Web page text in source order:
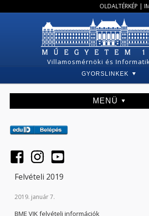
OLDALTÉRKÉP |
Villamosmérnöki és
GYORSLINKEK
MENÜ
Felvételi 2019
2019. január 7.
BME VIK felvételi információk